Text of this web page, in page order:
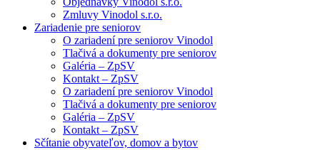
Zmluvy Vinodol s.r.o.
Zariadenie pre seniorov
O zariadení pre seniorov Vinodol
Tlačivá a dokumenty pre seniorov
Galéria – ZpSV
Kontakt – ZpSV
O zariadení pre seniorov Vinodol
Tlačivá a dokumenty pre seniorov
Galéria – ZpSV
Kontakt – ZpSV
Sčítanie obyvateľov, domov a bytov